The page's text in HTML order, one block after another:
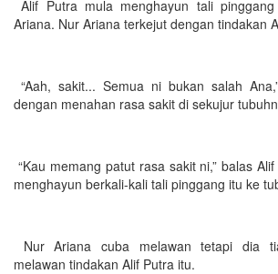
Alif Putra mula menghayun tali
Ariana. Nur Ariana terkejut dengan tindakan
“Aah, sakit... Semua ni bukan salah
dengan menahan rasa sakit di sekujur
“Kau memang patut rasa sakit ni,” balas
menghayun berkali-kali tali pinggang itu ke
Nur Ariana cuba melawan tetapi dia
melawan tindakan Alif Putra itu.